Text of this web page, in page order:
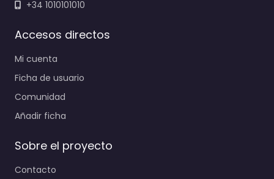
+34 1010101010
Accesos directos
Mi cuenta
Ficha de usuario
Comunidad
Añadir ficha
Sobre el proyecto
Contacto